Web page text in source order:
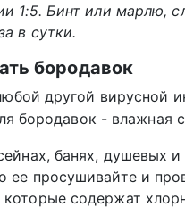
1:5. Бинт или марлю,
в сутки.
бородавок
другой вирусной
бородавок - влажная
банях, душевых и
просушивайте и
содержат